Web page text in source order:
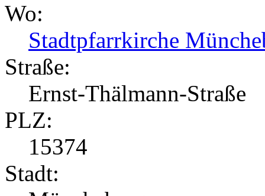
Wo:
Stadtpfarrkirche
Straße:
Ernst-Thälmann-Straße
PLZ:
15374
Stadt: